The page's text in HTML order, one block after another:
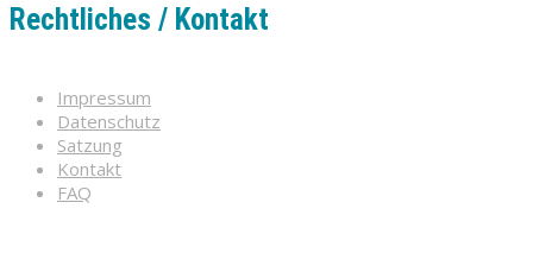
Rechtliches / Kontakt
Impressum
Datenschutz
Satzung
Kontakt
FAQ